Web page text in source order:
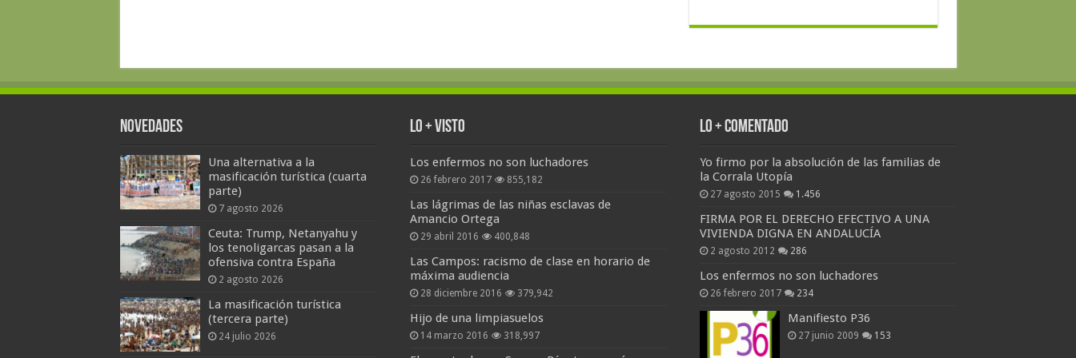
Novedades
Una alternativa a la
masificación turística (cuarta
parte)
7 agosto 2026
Ceuta: Trump, Netanyahu y
los tenoligarcas pasan a la
ofensiva contra España
2 agosto 2026
La masificación turística
(tercera parte)
24 julio 2026
Lo + Visto
Los enfermos no son luchadores
26 febrero 2017 855,182
Las lágrimas de las niñas esclavas de
Amancio Ortega
29 abril 2016 400,848
Las Campos: racismo de clase en horario de
máxima audiencia
28 diciembre 2016 379,942
Hijo de una limpiasuelos
14 marzo 2016 318,997
Lo + Comentado
Yo firmo por la absolución de las familias de
la Corrala Utopía
27 agosto 2015 1.456
FIRMA POR EL DERECHO EFECTIVO A UNA
VIVIENDA DIGNA EN ANDALUCÍA
2 agosto 2012 286
Los enfermos no son luchadores
26 febrero 2017 234
Manifiesto P36
27 junio 2009 153